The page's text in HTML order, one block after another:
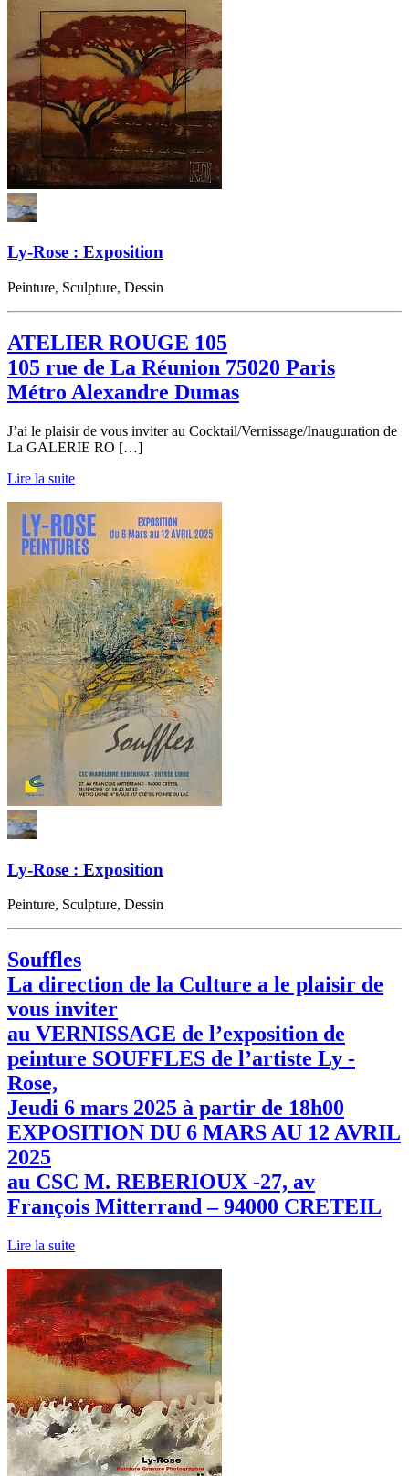
Ly-Rose : Exposition
Peinture, Sculpture, Dessin
ATELIER ROUGE 105
105 rue de La Réunion 75020 Paris
Métro Alexandre Dumas
J’ai le plaisir de vous inviter au Cocktail/Vernissage/Inauguration de
La GALERIE RO […]
Lire la suite
Ly-Rose : Exposition
Peinture, Sculpture, Dessin
Souffles
La direction de la Culture a le plaisir de
vous inviter
au VERNISSAGE de l’exposition de
peinture SOUFFLES de l’artiste Ly -
Rose,
Jeudi 6 mars 2025 à partir de 18h00
EXPOSITION DU 6 MARS AU 12 AVRIL
2025
au CSC M. REBERIOUX -27, av
François Mitterrand – 94000 CRETEIL
Lire la suite